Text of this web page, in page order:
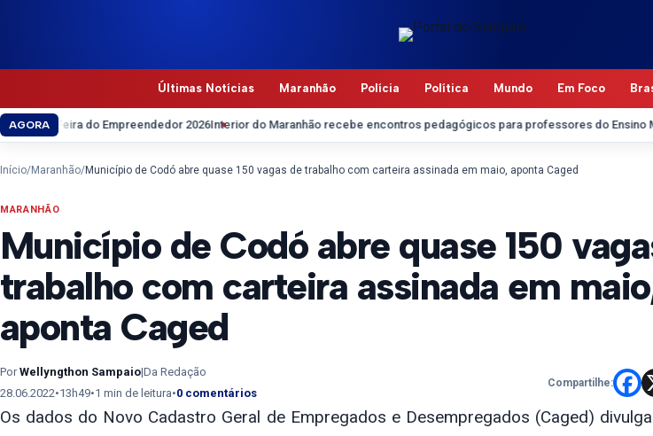
Últimas Notícias Maranhão Polícia Política Mundo Em Foco
AGORA
Feira do Empreendedor 2026Interior do Maranhão recebe encontros pedagógicos para professores do Ensino Médio
Início/Maranhão/Município de Codó abre quase 150 vagas de trabalho com carteira assinada em maio, aponta Caged
MARANHÃO
Município de Codó abre quase 150
trabalho com carteira assinada em
aponta Caged
PorWellyngthon Sampaio|Da Redação
28.06.2022•13h49•1 min de leitura•0 comentários
Compartilhe:
X
Os dados do Novo Cadastro Geral de Empregados e Desempregados (Caged)